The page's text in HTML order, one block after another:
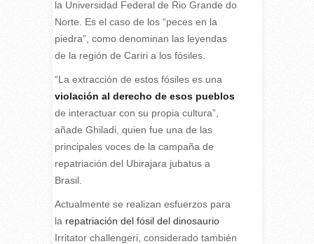
la Universidad Federal de Rio Grande do
Norte. Es el caso de los “peces en la
piedra”, como denominan las leyendas
de la región de Cariri a los fósiles.
“La extracción de estos fósiles es una
violación al derecho de esos pueblos
de interactuar con su propia cultura”,
añade Ghiladi, quien fue una de las
principales voces de la campaña de
repatriación del Ubirajara jubatus a
Brasil.
Actualmente se realizan esfuerzos para
la repatriación del fósil del dinosaurio
Irritator challengeri, considerado también